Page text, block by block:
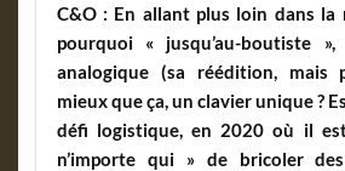
C&O : En allant plus loin dans la
pourquoi « jusqu’au-boutiste
analogique (sa réédition, mais
mieux que ça, un clavier unique ?
défi logistique, en 2020 où il
n’importe qui » de bricoler